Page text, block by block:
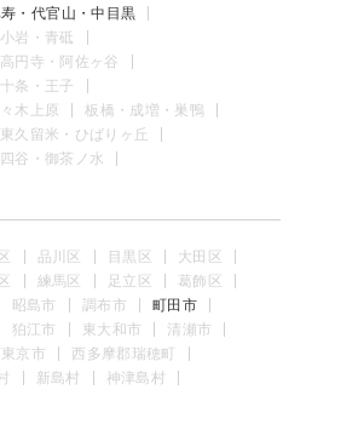
・代官山・中目黒
岩・青砥
円寺・阿佐ヶ谷
条・王子
木上原
板橋・成増・巣鴨
東久留米・ひばりヶ丘
谷・御茶ノ水
品川区 目黒区
大田区
練馬区 足立区
葛飾区
昭島市 調布市
町田市
狛江市 東大和市
清瀬市
京市
西多摩郡瑞穂町
新島村
神津島村